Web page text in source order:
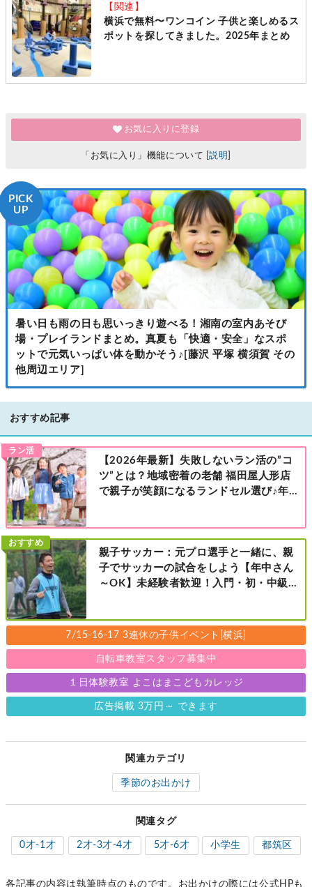
【関連】
横浜で無料〜ワンコイン 子供と楽しめるス
ポットを探してきました。2025年まとめ
お気に入りに登録
「お気に入り」機能について [説明
PICK
UP
暑い日も雨の日も思いっきり遊べる！湘南の室内あそび
場・プレイランドまとめ。真夏も「快適・安全」なスポ
ットで元気いっぱい体を動かそう♪[藤沢 平塚 横須賀 その
他周辺エリア]
おすすめ記事
ラン活
【2026年最新】失敗しないラン活の”コ
ツ”とは？地域密着の老舗 福田屋人形店
で親子が笑顔になるランドセル選び♪年
店・町田店・マルイファミリー溝口店］
おすすめ
親子サッカー：元プロ選手と一緒に、親
子でサッカーの試合をしよう【年中さん
～OK】未経験者歓迎！入門・初・中級の
7/15-16-17 3連休の子供イベント[横浜]
自転車教室スタッフ募集中
１日体験教室 よこはまこどもカレッジ
広告掲載 3万円～ できます
関連カテゴリ
季節のお出かけ
関連タグ
0才-1才 2才-3才-4才 5才-6才 小学生 都筑区